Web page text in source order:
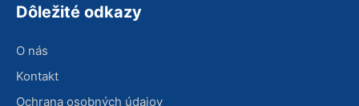
Dôležité odkazy
O nás
Kontakt
Ochrana osobných údajov